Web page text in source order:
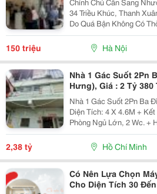
34 Triều Khúc, Thanh
Do Quá Bận Không Có
Cần Sang Nhượng Lại
Đam Mê Kinh Doanh. -
150 triệu Hà Nội
Nhà 1 Gác Suốt 2Pn
Hưng), Giá : 2 Tỷ
Nhà 1 Gác Suốt 2Pn Ba
Diện Tích: 4 X 4.6M +
Phòng Ngủ Lớn, 2 Wc. +
Cộ Qua Lại Dễ Dàng,
Q1, 5, 4,... + Hướng Tây
2,38 tỷ Hồ Chí Minh
Có Nên Lựa Chọn
Cho Diện Tích 30